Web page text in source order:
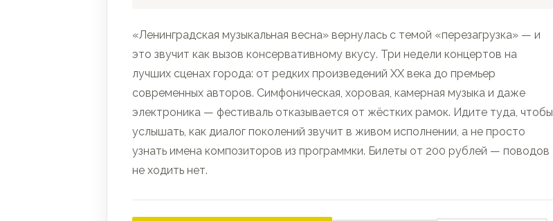
«Ленинградская музыкальная весна» вернулась с темой «перезагрузка» — и
это звучит как вызов консервативному вкусу. Три недели концертов на
лучших сценах города: от редких произведений XX века до премьер
современных авторов. Симфоническая, хоровая, камерная музыка и даже
электроника — фестиваль отказывается от жёстких рамок. Идите туда, чтобы
услышать, как диалог поколений звучит в живом исполнении, а не просто
узнать имена композиторов из программки. Билеты от 200 рублей — поводов
не ходить нет.